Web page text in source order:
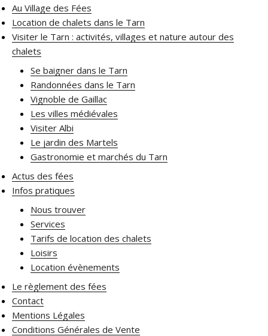
Au Village des Fées
Location de chalets dans le Tarn
Visiter le Tarn : activités, villages et nature autour des
chalets
Se baigner dans le Tarn
Randonnées dans le Tarn
Vignoble de Gaillac
Les villes médiévales
Visiter Albi
Le jardin des Martels
Gastronomie et marchés du Tarn
Actus des fées
Infos pratiques
Nous trouver
Services
Tarifs de location des chalets
Loisirs
Location évènements
Le règlement des fées
Contact
Mentions Légales
Conditions Générales de Vente